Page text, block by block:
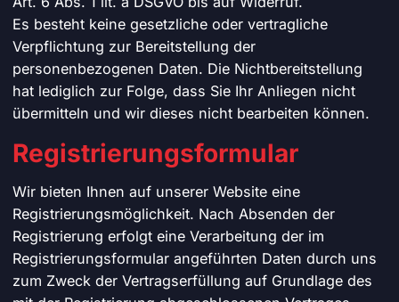
Es besteht keine gesetzliche oder vertragliche
Verpflichtung zur Bereitstellung der
personenbezogenen Daten. Die Nichtbereitstellung
hat lediglich zur Folge, dass Sie Ihr Anliegen nicht
übermitteln und wir dieses nicht bearbeiten können.
Registrierungsformular
Wir bieten Ihnen auf unserer Website eine
Registrierungsmöglichkeit. Nach Absenden der
Registrierung erfolgt eine Verarbeitung der im
Registrierungsformular angeführten Daten durch uns
zum Zweck der Vertragserfüllung auf Grundlage des